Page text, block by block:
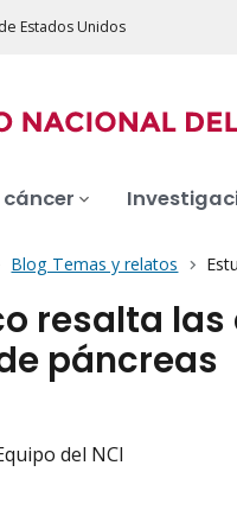
Estados Unidos
cáncer
Blog Temas y relatos
resalta
páncreas
del NCI